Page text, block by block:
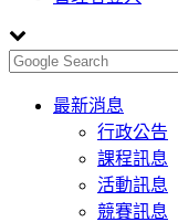
Toggle
navigation
最新消息
行政公告
課程訊息
活動訊息
競賽訊息